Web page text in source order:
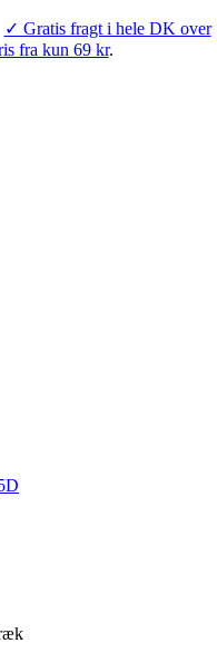
✓ Gratis fragt i hele DK over
fra kun 69 kr.